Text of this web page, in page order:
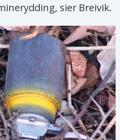
sier Breivik.